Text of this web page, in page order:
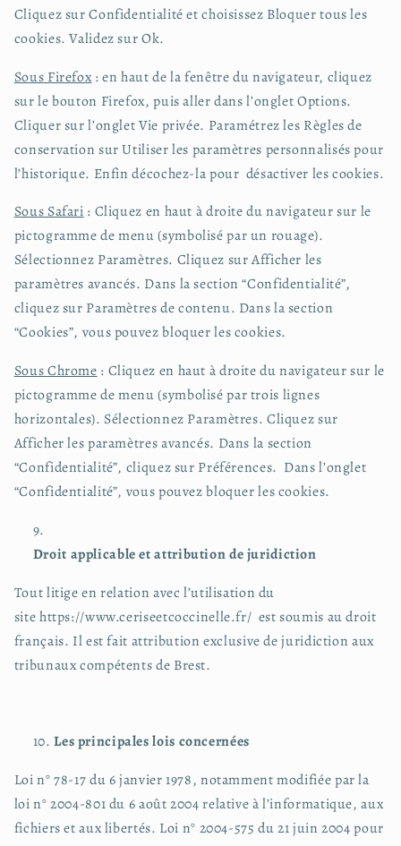
Cliquez sur Confidentialité et choisissez Bloquer tous les
cookies. Validez sur Ok.
Sous Firefox: en haut de la fenêtre du navigateur, cliquez
sur le bouton Firefox, puis aller dans l’onglet Options.
Cliquer sur l’onglet Vie privée. Paramétrez les Règles de
conservation sur Utiliser les paramètres personnalisés pour
l’historique. Enfin décochez-la pour désactiver les cookies.
Sous Safari : Cliquez en haut à droite du navigateur sur le
pictogramme de menu (symbolisé par un rouage).
Sélectionnez Paramètres. Cliquez sur Afficher les
paramètres avancés. Dans la section “Confidentialité”,
cliquez sur Paramètres de contenu. Dans la section
“Cookies”, vous pouvez bloquer les cookies.
Sous Chrome : Cliquez en haut à droite du navigateur sur le
pictogramme de menu (symbolisé par trois lignes
horizontales). Sélectionnez Paramètres. Cliquez sur
Afficher les paramètres avancés. Dans la section
“Confidentialité”, cliquez sur Préférences. Dans l’onglet
“Confidentialité”, vous pouvez bloquer les cookies.
Droit applicable et attribution de juridiction
Tout litige en relation avec l’utilisation du
site https://www.ceriseetcoccinelle.fr/ est soumis au droit
français. Il est fait attribution exclusive de juridiction aux
tribunaux compétents de Brest.
Les principales lois concernées
Loi n° 78-17 du 6 janvier 1978, notamment modifiée par la
loi n° 2004-801 du 6 août 2004 relative à l’informatique, aux
fichiers et aux libertés. Loi n° 2004-575 du 21 juin 2004 pour